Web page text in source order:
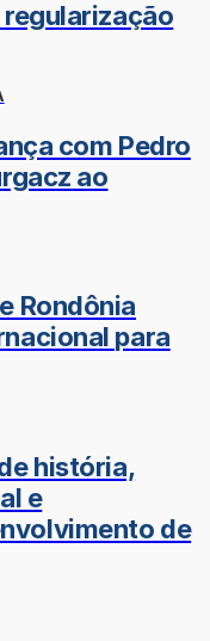
com Pedro
ao
Rondônia
para
história,
e
de